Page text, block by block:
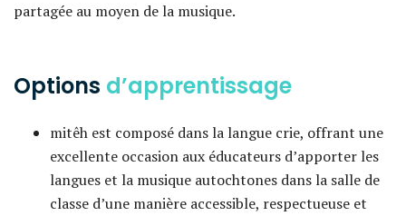
partagée au moyen de la musique.
Options d’apprentissage
mitêh est composé dans la langue crie, offrant une
excellente occasion aux éducateurs d’apporter les
langues et la musique autochtones dans la salle de
classe d’une manière accessible, respectueuse et